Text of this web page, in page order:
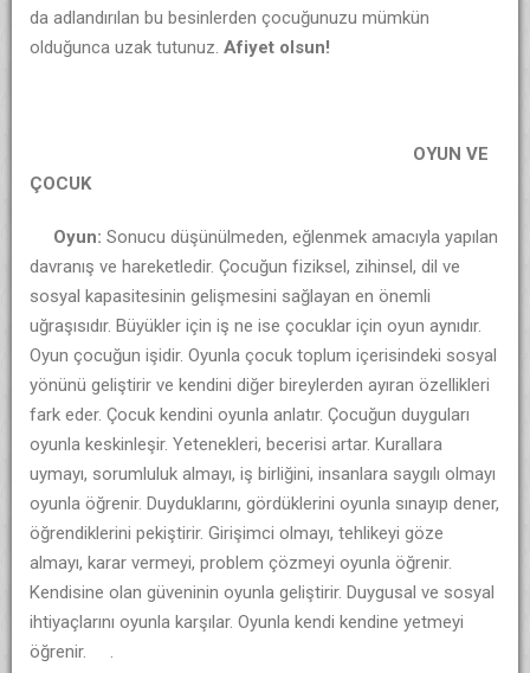
da adlandırılan bu besinlerden çocuğunuzu mümkün
olduğunca uzak tutunuz. Afiyet olsun!
OYUN VE
ÇOCUK
Oyun: Sonucu düşünülmeden, eğlenmek amacıyla yapılan
davranış ve hareketledir. Çocuğun fiziksel, zihinsel, dil ve
sosyal kapasitesinin gelişmesini sağlayan en önemli
uğraşısıdır. Büyükler için iş ne ise çocuklar için oyun aynıdır.
Oyun çocuğun işidir. Oyunla çocuk toplum içerisindeki sosyal
yönünü geliştirir ve kendini diğer bireylerden ayıran özellikleri
fark eder. Çocuk kendini oyunla anlatır. Çocuğun duyguları
oyunla keskinleşir. Yetenekleri, becerisi artar. Kurallara
uymayı, sorumluluk almayı, iş birliğini, insanlara saygılı olmayı
oyunla öğrenir. Duyduklarını, gördüklerini oyunla sınayıp dener,
öğrendiklerini pekiştirir. Girişimci olmayı, tehlikeyi göze
almayı, karar vermeyi, problem çözmeyi oyunla öğrenir.
Kendisine olan güveninin oyunla geliştirir. Duygusal ve sosyal
ihtiyaçlarını oyunla karşılar. Oyunla kendi kendine yetmeyi
öğrenir. .